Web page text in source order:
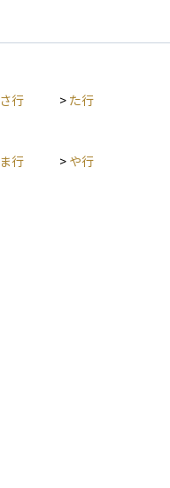
さ行 > た行
ま行 > や行